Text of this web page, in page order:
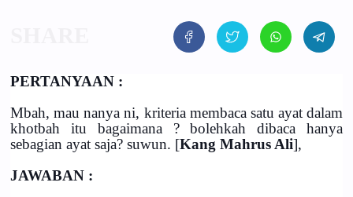
PERTANYAAN :
Mbah, mau nanya ni, kriteria membaca satu ayat dalam
khotbah itu bagaimana ? bolehkah dibaca hanya
sebagian ayat saja? suwun. [Kang Mahrus Ali],
JAWABAN :